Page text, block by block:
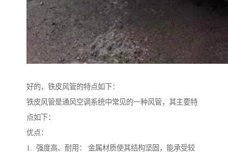
好的，铁皮风管的特点如下：
铁皮风管是通风空调系统中常见的一种风管，其主要特
点如下：
优点：
1. 强度高、耐用： 金属材质使其结构坚固，能承受较